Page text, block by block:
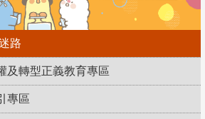
路
及轉型正義教育專區
專區